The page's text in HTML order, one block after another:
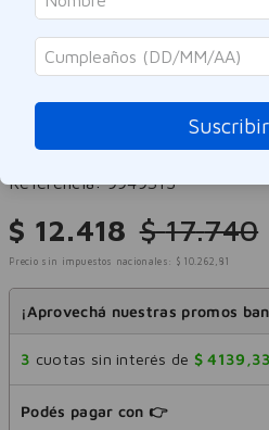
Bagó
Suplemento
Chía 1000 Mg
Blandas
Referencia:9949315
$ 12.418 $ 17.740
Precio sin impuestos nacionales: $ 10.262 , 81
¡Aprovechá nuestras promos
3 cuotas sin interés de $ 4139 ,33
Podés pagar con 👉